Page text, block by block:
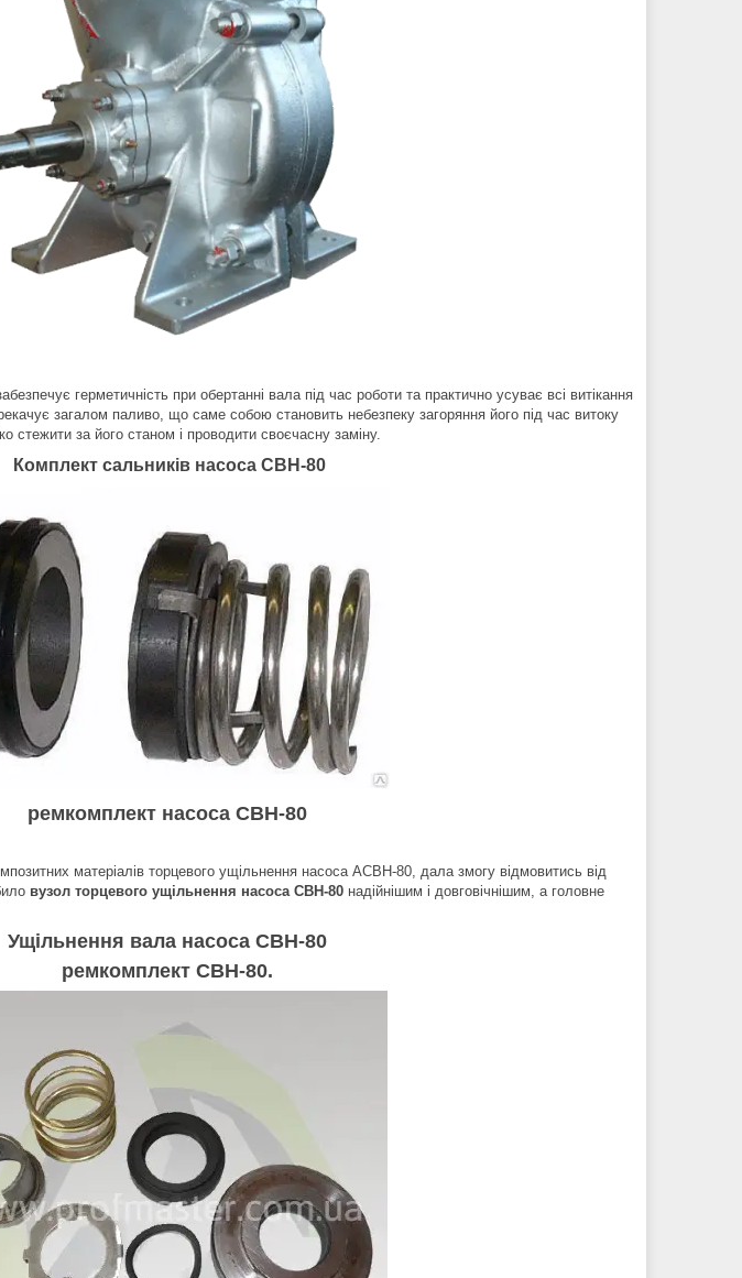
герметичність при обертанні вала під час роботи та практично усуває всі витікання
загалом паливо, що саме собою становить небезпеку загоряння його під час витоку
стежити за його станом і проводити своєчасну заміну.
Комплект сальників насоса СВН-80
ремкомплект насоса СВН-80
матеріалів торцевого ущільнення насоса АСВН-80, дала змогу відмовитись від
вузол торцевого ущільнення насоса СВН-80 надійнішим і довговічнішим, а головне
Ущільнення вала насоса СВН-80
ремкомплект СВН-80.